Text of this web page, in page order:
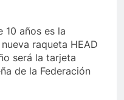
10 años es la
raqueta HEAD
será la tarjeta
de la Federación